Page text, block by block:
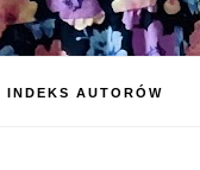
INDEKS AUTORÓW